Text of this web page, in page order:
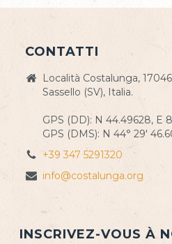
CONTATTI
Località Costalunga,
Sassello (SV), Italia.
GPS (DD): N 44.49628, E
GPS (DMS): N 44° 29'
+39 347 5291320
info@costalunga.org
INSCRIVEZ-VOUS À